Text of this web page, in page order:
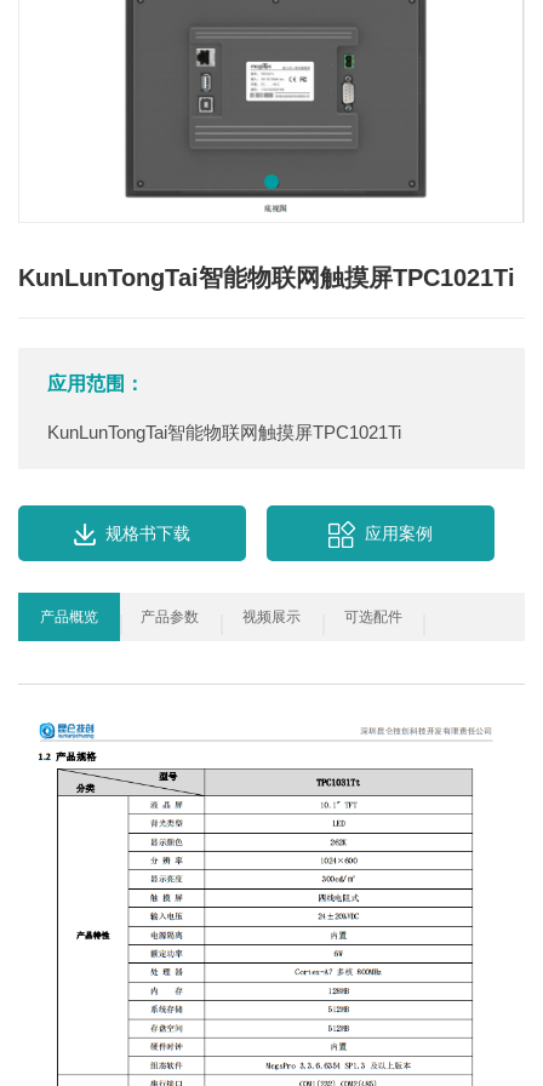
KunLunTongTai智能物联网触摸屏TPC1021Ti
应用范围：
KunLunTongTai智能物联网触摸屏TPC1021Ti
规格书下载 应用案例
产品概览 产品参数 视频展示 可选配件